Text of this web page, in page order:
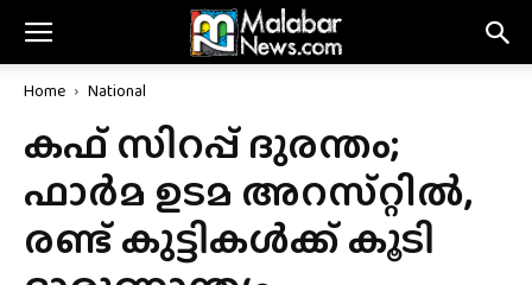
Home National
കഫ് സിറപ്പ് ദുരന്തം;
ഫാർമ ഉടമ അറസ്‌റ്റിൽ,
രണ്ട് കുട്ടികൾക്ക് കൂടി